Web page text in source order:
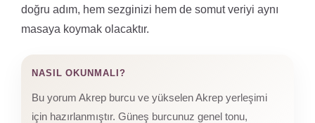
doğru adım, hem sezginizi hem de somut veriyi aynı
masaya koymak olacaktır.
NASIL OKUNMALI?
Bu yorum Akrep burcu ve yükselen Akrep yerleşimi
için hazırlanmıştır. Güneş burcunuz genel tonu,